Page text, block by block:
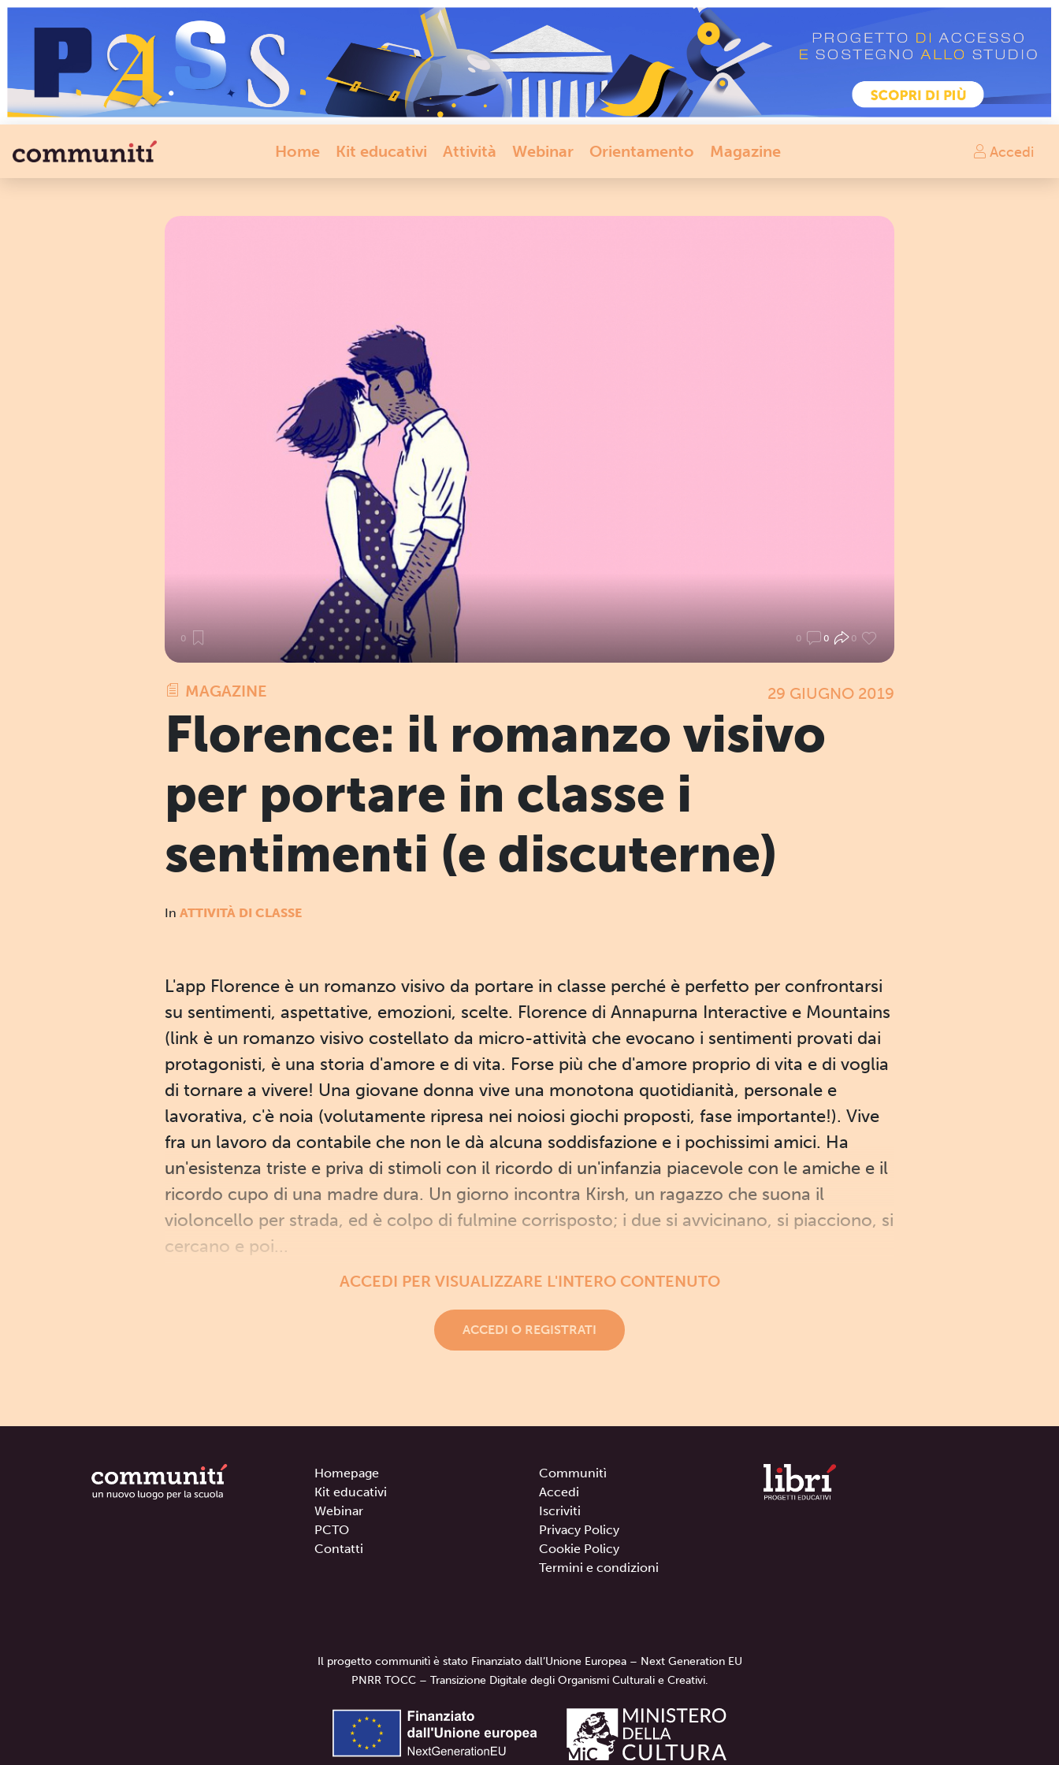
Home Kit educativi Attività Webinar Orientamento Magazine Accedi
0 0 0 0
MAGAZINE 29 GIUGNO 2019
Florence: il romanzo visivo
per portare in classe i
sentimenti (e discuterne)
In ATTIVITÀ DI CLASSE
L'app Florence è un romanzo visivo da portare in classe perché è perfetto per confrontarsi
su sentimenti, aspettative, emozioni, scelte. Florence di Annapurna Interactive e Mountains
(link è un romanzo visivo costellato da micro-attività che evocano i sentimenti provati dai
protagonisti, è una storia d'amore e di vita. Forse più che d'amore proprio di vita e di voglia
di tornare a vivere! Una giovane donna vive una monotona quotidianità, personale e
lavorativa, c'è noia (volutamente ripresa nei noiosi giochi proposti, fase importante!). Vive
fra un lavoro da contabile che non le dà alcuna soddisfazione e i pochissimi amici. Ha
un'esistenza triste e priva di stimoli con il ricordo di un'infanzia piacevole con le amiche e il
ricordo cupo di una madre dura. Un giorno incontra Kirsh, un ragazzo che suona il
violoncello per strada, ed è colpo di fulmine corrisposto; i due si avvicinano, si piacciono, si
cercano e poi...
ACCEDI PER VISUALIZZARE L'INTERO CONTENUTO
ACCEDI O REGISTRATI
Homepage
Kit educativi
Webinar
PCTO
Contatti
Communitì
Accedi
Iscriviti
Privacy Policy
Cookie Policy
Termini e condizioni
Il progetto communitì è stato Finanziato dall’Unione Europea – Next Generation EU
PNRR TOCC – Transizione Digitale degli Organismi Culturali e Creativi.